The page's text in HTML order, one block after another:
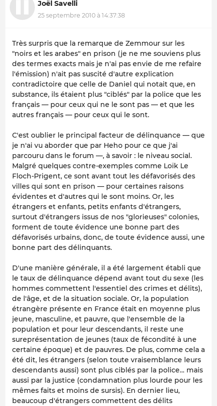
Joël Savelli
25 septembre 2010 à 14:37:38
Très surpris que la remarque de Zemmour sur les
"noirs et les arabes" en prison (je ne me souviens plus
des termes exacts mais je n'ai pas envie de me refaire
l'émission) n'ait pas suscité d'autre explication
contradictoire que celle de Daniel qui notait que, en
substance, ils étaient plus "ciblés" par la police que les
français — pour ceux qui ne le sont pas — et que les
autres français — pour ceux qui le sont.
C'est oublier le principal facteur de délinquance — que
je n'ai vu aborder que par Heho pour ce que j'ai
parcouru dans le forum —, à savoir : le niveau social.
Malgré quelques contre-exemples comme Loïk Le
Floch-Prigent, ce sont avant tout les défavorisés des
villes qui sont en prison — pour certaines raisons
évidentes et d'autres qui le sont moins. Or, les
étrangers et enfants, petits enfants d'étrangers,
surtout d'étrangers issus de nos "glorieuses" colonies,
forment de toute évidence une bonne part des
défavorisés urbains, donc, de toute évidence aussi, une
bonne part des délinquants.
D'une manière générale, il a été largement établi que
le taux de délinquance dépend avant tout du sexe (les
hommes commettent l'essentiel des crimes et délits),
de l'âge, et de la situation sociale. Or, la population
étrangère présente en France était en moyenne plus
jeune, masculine, et pauvre, que l'ensemble de la
population et pour leur descendants, il reste une
sureprésentation de jeunes (taux de fécondité à une
certaine époque) et de pauvres. De plus, comme cela a
été dit, les étrangers (selon toute vraisemblance leurs
descendants aussi) sont plus ciblés par la police… mais
aussi par la justice (condamnation plus lourde pour les
mêmes faits et moins de sursis). En dernier lieu,
beaucoup d'étrangers commettent des délits